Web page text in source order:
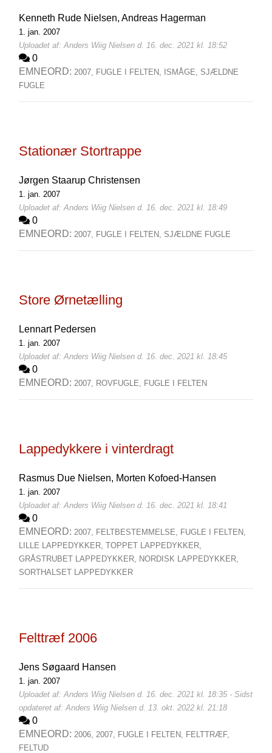
Kenneth Rude Nielsen, Andreas Hagerman
1. jan. 2007
Uploadet af: Anders Wiig Nielsen d. 16. dec. 2021 kl. 18:52
0
EMNEORD: 2007, FUGLE I FELTEN, ISMÅGE, SJÆLDNE
FUGLE
Stationær Stortrappe
Jørgen Staarup Christensen
1. jan. 2007
Uploadet af: Anders Wiig Nielsen d. 16. dec. 2021 kl. 18:49
0
EMNEORD: 2007, FUGLE I FELTEN, SJÆLDNE FUGLE
Store Ørnetælling
Lennart Pedersen
1. jan. 2007
Uploadet af: Anders Wiig Nielsen d. 16. dec. 2021 kl. 18:45
0
EMNEORD: 2007, ROVFUGLE, FUGLE I FELTEN
Lappedykkere i vinterdragt
Rasmus Due Nielsen, Morten Kofoed-Hansen
1. jan. 2007
Uploadet af: Anders Wiig Nielsen d. 16. dec. 2021 kl. 18:41
0
EMNEORD: 2007, FELTBESTEMMELSE, FUGLE I FELTEN,
LILLE LAPPEDYKKER, TOPPET LAPPEDYKKER,
GRÅSTRUBET LAPPEDYKKER, NORDISK LAPPEDYKKER,
SORTHALSET LAPPEDYKKER
Felttræf 2006
Jens Søgaard Hansen
1. jan. 2007
Uploadet af: Anders Wiig Nielsen d. 16. dec. 2021 kl. 18:35 - Sidst
opdateret af: Anders Wiig Nielsen d. 13. okt. 2022 kl. 21:18
0
EMNEORD: 2006, 2007, FUGLE I FELTEN, FELTTRÆF,
FELTUD